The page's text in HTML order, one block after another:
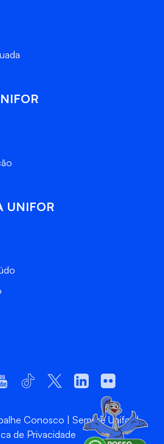
UNIFOR
Conosco
Sempre Unifor
de Privacidade